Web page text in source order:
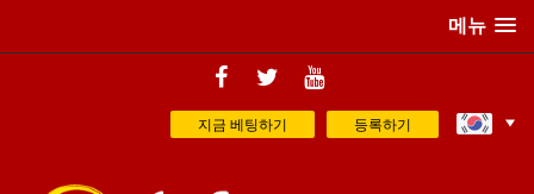
메뉴
지금 베팅하기 등록하기